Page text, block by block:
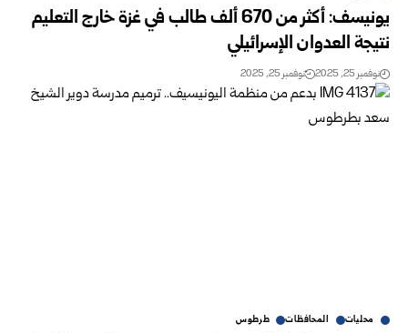
يونيسف: أكثر من 670 ألف طالب في غزة خارج التعليم
نتيجة العدوان الإسرائيلي
نوفمبر 25, 2025 نوفمبر 25, 2025
محليات المحافظات طرطوس